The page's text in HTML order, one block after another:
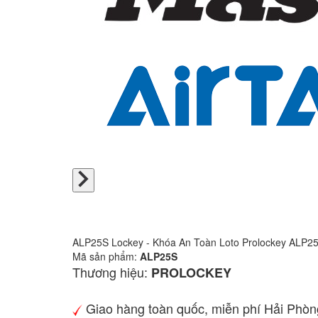
ALP25S Lockey - Khóa An Toàn Loto Prolockey
Mã sản phẩm: ALP25S
Thương hiệu: PROLOCKEY
Giao hàng toàn quốc, miễn phí Hải